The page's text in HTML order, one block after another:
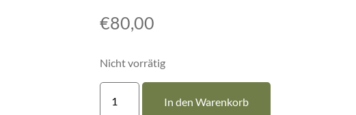
€80,00
Nicht vorrätig
In den Warenkorb